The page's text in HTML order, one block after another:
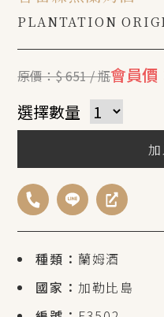
PLANTATION
種類： 蘭姆酒
國家： 加勒比島
原價：$ 651 / 瓶會員價
選擇數量